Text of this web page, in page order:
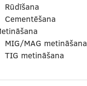
Rūdīšana
Cementēšana
MIG/MAG metināšana
TIG metināšana